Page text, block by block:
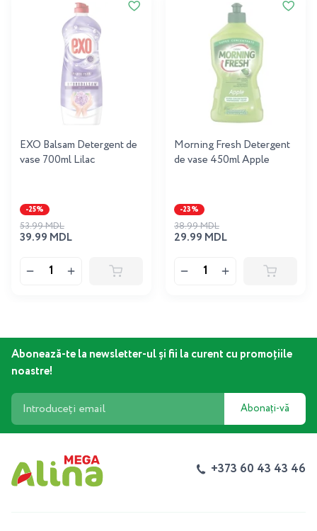
EXO Balsam Detergent de
vase 700ml Lilac
-25%
39.99 MDL
53.99 MDL
Morning Fresh Detergent
de vase 450ml Apple
-23%
29.99 MDL
38.99 MDL
Abonează-te la newsletter-ul și fii la curent cu promoțiile
noastre!
Abonați-vă
+373 60 43 43 46